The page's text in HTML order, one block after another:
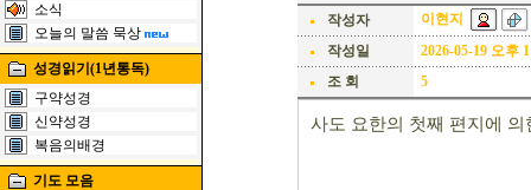
소식
오늘의 말씀 묵상
성경읽기(1년통독)
구약성경
신약성경
복음의배경
기도 모음
작성자
이현지
작성일
2026-05-19 오후
조 회
5
사도 요한의 첫째 편지에